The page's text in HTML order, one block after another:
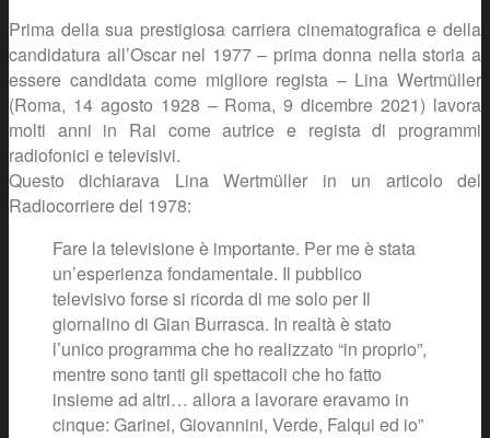
Prima della sua prestigiosa carriera cinematografica e della
candidatura all’Oscar nel 1977 – prima donna nella storia a
essere candidata come migliore regista – Lina Wertmüller
(Roma, 14 agosto 1928 – Roma, 9 dicembre 2021) lavora
molti anni in Rai come autrice e regista di programmi
radiofonici e televisivi.
Questo dichiarava Lina Wertmüller in un articolo del
Radiocorriere del 1978:
Fare la televisione è importante. Per me è stata
un’esperienza fondamentale. Il pubblico
televisivo forse si ricorda di me solo per Il
giornalino di Gian Burrasca. In realtà è stato
l’unico programma che ho realizzato “in proprio”,
mentre sono tanti gli spettacoli che ho fatto
insieme ad altri… allora a lavorare eravamo in
cinque: Garinei, Giovannini, Verde, Falqui ed io”